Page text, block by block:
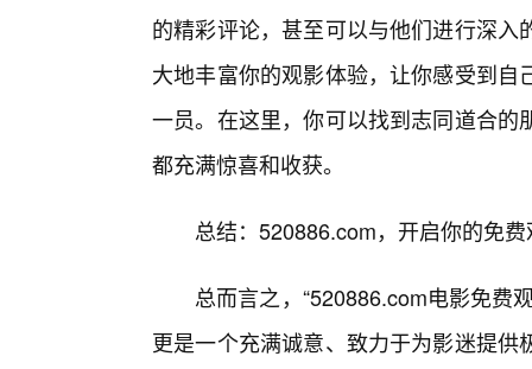
的精彩评论，甚至可以与他们进行深
大地丰富你的观影体验，让你感受到
一员。在这里，你可以找到志同道合
都充满惊喜和收获。
总结：520886.com，开启你的免
总而言之，“520886.com电影免费
更是一个充满诚意、致力于为影迷提